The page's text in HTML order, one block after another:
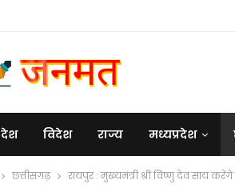
देश विदेश राज्य मध्यप्रदेश
छत्तीसगढ़ रायपुर : मुख्यमंत्री श्री विष्णु देव साय